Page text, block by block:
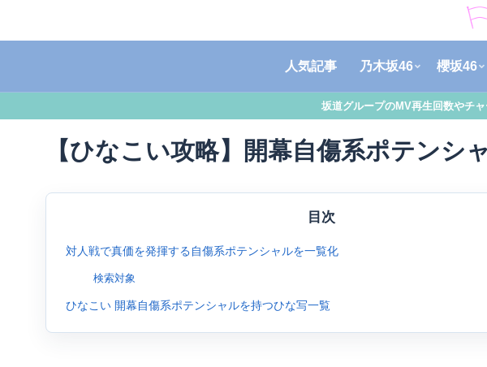
人気記事 乃木坂46 櫻坂46
坂道グループのMV再生回数やチ
【ひなこい攻略】開幕自傷系ポテンシ
目次
対人戦で真価を発揮する自傷系ポテンシャルを一覧化
検索対象
ひなこい 開幕自傷系ポテンシャルを持つひな写一覧